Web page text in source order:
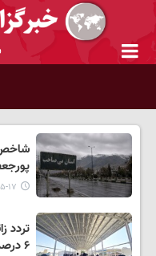
۱۴۰۵-
تردد
۶ درصد رشد کرد